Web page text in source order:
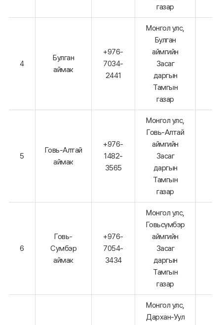
газар
4
Булган
аймак
+976-
7034-
2441
Монгол улс,
Булган
аймгийн
Засаг
даргын
Тамгын
газар
5
Говь-Алтай
аймак
+976-
1482-
3565
Монгол улс,
Говь-Алтай
аймгийн
Засаг
даргын
Тамгын
газар
6
Говь-
Сумбэр
аймак
+976-
7054-
3434
Монгол улс,
Говьсүмбэр
аймгийн
Засаг
даргын
Тамгын
газар
Монгол улс,
Дархан-Уул